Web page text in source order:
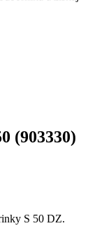
(903330)
S 50 DZ.